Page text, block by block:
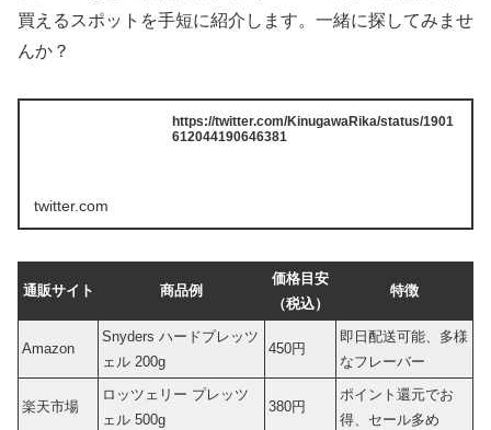
買えるスポットを手短に紹介します。一緒に探してみませ
んか？
https://twitter.com/KinugawaRika/status/1901
612044190646381
twitter.com
通販サイト 商品例
価格目安
（税込）
特徴
Amazon
Snyders ハードプレッツ
ェル 200g
450円
即日配送可能、多様
なフレーバー
楽天市場
ロッツェリー プレッツ
ェル 500g
380円
ポイント還元でお
得、セール多め